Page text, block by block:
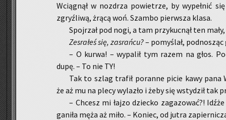
Wcią­gnął w noz­drza po­wie­trze, by wy­peł­nić
zgryź­li­wą, żrącą woń. Szam­bo pierw­sza klasa.
Spoj­rzał pod nogi, a tam przy­kuc­nął ten
Ze­sra­łeś się, za­srań­cu?– po­my­ślał,
– O kurwa! – wy­pa­lił tym razem na głos.
dupę. – To nie TY!
Tak to szlag tra­fił po­ran­ne picie kawy pana
że aż mu na plecy wy­la­zło i żeby się wsty­dził tak
– Chcesz mi łajzo dziec­ko za­ga­zo­wać?!
ga­ni­ła męża aż miło. – Ko­niec, od jutra